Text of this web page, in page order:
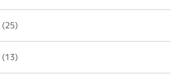
(25)
(13)